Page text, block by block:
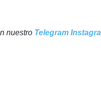
nuestro Telegram